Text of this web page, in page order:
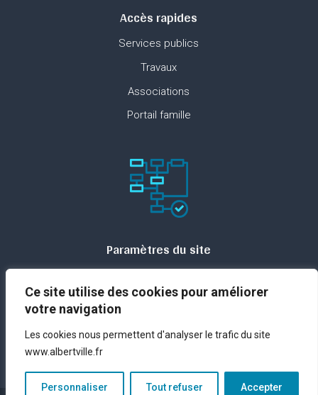
Ce site utilise des cookies pour améliorer
votre navigation
Les cookies nous permettent d'analyser le trafic du site
www.albertville.fr
Personnaliser Tout refuser Accepter
Accès rapides
Services publics
Travaux
Associations
Portail famille
Paramètres du site
Contact